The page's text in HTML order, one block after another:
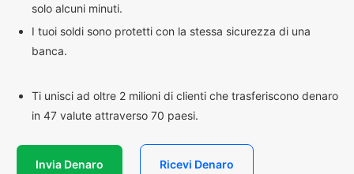
solo alcuni minuti.
I tuoi soldi sono protetti con la stessa sicurezza di una
banca.
Ti unisci ad oltre 2 milioni di clienti che trasferiscono denaro
in 47 valute attraverso 70 paesi.
Invia Denaro Ricevi Denaro